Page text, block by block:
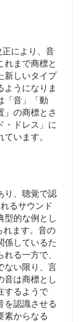
正により、音
れまで商標と
新しいタイプ
ようになりま
「音」「動
」の商標とさ
・ドレス」に
います。
り、聴覚で認
るサウンド
型的な例とし
れます。音の
係しているた
る一方で、
ない限り、言
音は商標とし
するようで
を認識させる
素からなる